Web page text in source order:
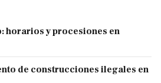
horarios y procesiones en
de construcciones ilegales en